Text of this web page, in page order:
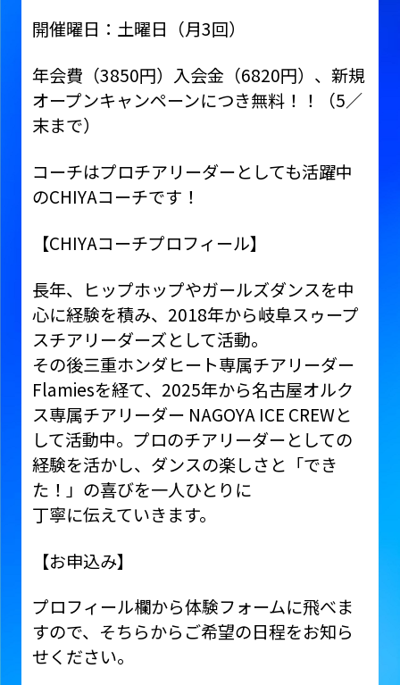
開催曜日：土曜日（月3回）
年会費（3850円）入会金（6820円）、新規
オープンキャンペーンにつき無料！！（5／
末まで）
コーチはプロチアリーダーとしても活躍中
のCHIYAコーチです！
【CHIYAコーチプロフィール】
長年、ヒップホップやガールズダンスを中
心に経験を積み、2018年から岐阜スゥープ
スチアリーダーズとして活動。
その後三重ホンダヒート専属チアリーダー
Flamiesを経て、2025年から名古屋オルク
ス専属チアリーダー NAGOYA ICE CREWと
して活動中。プロのチアリーダーとしての
経験を活かし、ダンスの楽しさと「でき
た！」の喜びを一人ひとりに
丁寧に伝えていきます。
【お申込み】
プロフィール欄から体験フォームに飛べま
すので、そちらからご希望の日程をお知ら
せください。